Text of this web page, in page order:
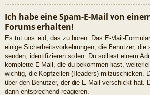
Ich habe eine Spam-E-Mail von
Forums erhalten!
Es tut uns leid, das zu hören. Das E-Mail-
einige Sicherheitsvorkehrungen, die Benutzer, die
senden, identifizieren sollen. Du solltest einem
komplette E-Mail, die du bekommen hast,
wichtig, die Kopfzeilen (Headers) mitzuschicken.
über den Benutzer, der die E-Mail verschickt hat.
dann entsprechend reagieren.